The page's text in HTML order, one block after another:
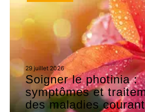
29 juillet 2026
Soigner le photinia :
symptômes et
des maladies